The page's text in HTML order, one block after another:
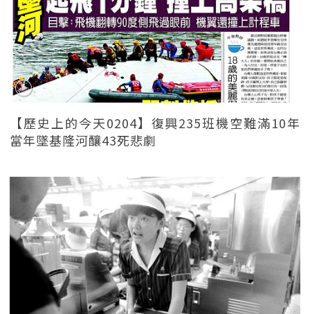
【歷史上的今天0204】復興235班機空難滿10年
當年墜基隆河釀43死悲劇